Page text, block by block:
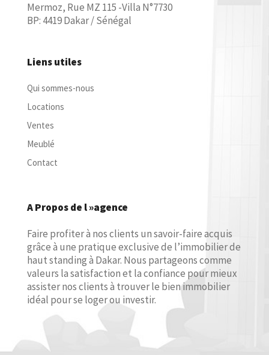
Mermoz, Rue MZ 115 -Villa N°7730
BP: 4419 Dakar / Sénégal
Liens utiles
Qui sommes-nous
Locations
Ventes
Meublé
Contact
A Propos de l »agence
Faire profiter à nos clients un savoir-faire acquis
grâce à une pratique exclusive de l’immobilier de
haut standing à Dakar. Nous partageons comme
valeurs la satisfaction et la confiance pour mieux
assister nos clients à trouver le bien immobilier
idéal pour se loger ou investir.